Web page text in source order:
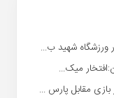
ورزشگاه شهید ب...
میک...
مقابل پارس ...